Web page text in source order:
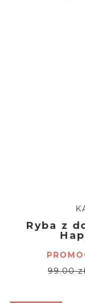
Ryba z
99.00